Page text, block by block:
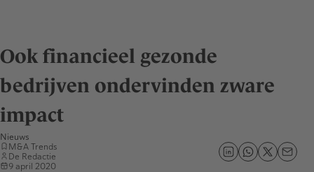
Ook financieel gezonde
bedrijven ondervinden zware
impact
Nieuws
M&A Trends
De Redactie
9 april 2020